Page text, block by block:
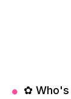
✿ Who's